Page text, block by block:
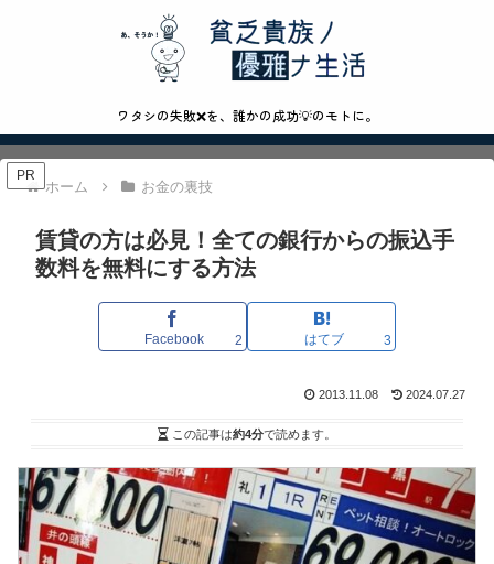
ワタシの失敗❌を、誰かの成功💡のモトに。
PR
ホーム お金の裏技
賃貸の方は必見！全ての銀行からの振込手
数料を無料にする方法
Facebook 2 はてブ 3
2013.11.08 2024.07.27
この記事は約4分で読めます。